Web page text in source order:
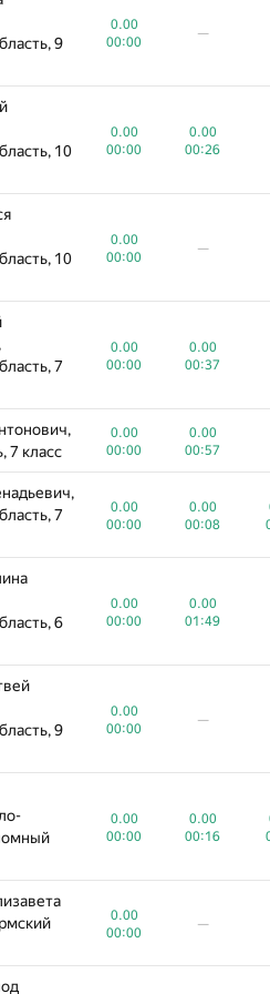
9
0.00
00:00
—
10
0.00
00:00
0.00
00:26
10
0.00
00:00
—
7
0.00
00:00
0.00
00:37
7 класс
0.00
00:00
0.00
00:57
7
0.00
00:00
0.00
00:08
6
0.00
00:00
0.00
01:49
9
0.00
00:00
—
0.00
00:00
0.00
00:16
0.00
00:00
—